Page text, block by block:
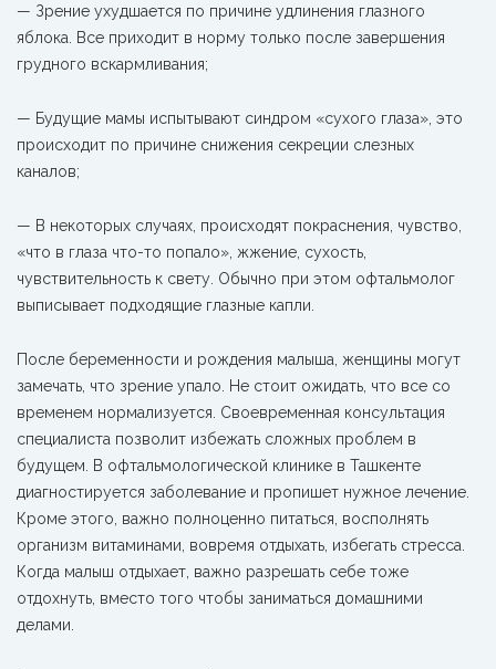
— Зрение ухудшается по причине удлинения глазного
яблока. Все приходит в норму только после завершения
грудного вскармливания;
— Будущие мамы испытывают синдром «сухого глаза», это
происходит по причине снижения секреции слезных
каналов;
— В некоторых случаях, происходят покраснения, чувство,
«что в глаза что-то попало», жжение, сухость,
чувствительность к свету. Обычно при этом офтальмолог
выписывает подходящие глазные капли.
После беременности и рождения малыша, женщины могут
замечать, что зрение упало. Не стоит ожидать, что все со
временем нормализуется. Своевременная консультация
специалиста позволит избежать сложных проблем в
будущем. В офтальмологической клинике в Ташкенте
диагностируется заболевание и пропишет нужное лечение.
Кроме этого, важно полноценно питаться, восполнять
организм витаминами, вовремя отдыхать, избегать стресса.
Когда малыш отдыхает, важно разрешать себе тоже
отдохнуть, вместо того чтобы заниматься домашними
делами.